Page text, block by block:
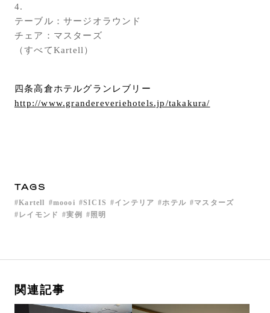
4.
テーブル：サージオラウンド
チェア：マスターズ
（すべてKartell）
四条高倉ホテルグランレブリー
http://www.grandereveriehotels.jp/takakura/
TAGS
Kartell moooi SICIS インテリア ホテル
マスターズ
レイモンド
実例 照明
関連記事